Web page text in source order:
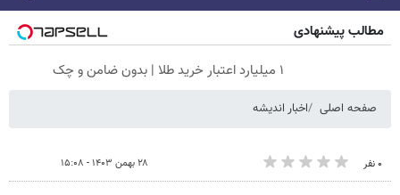
مطالب پیشنهادی
۱ میلیارد اعتبار خرید طلا | بدون ضامن و چک
صفحه اصلی اخبار اندیشه
۰ نفر ۲۸ بهمن ۱۴۰۳ - ۱۵:۰۸